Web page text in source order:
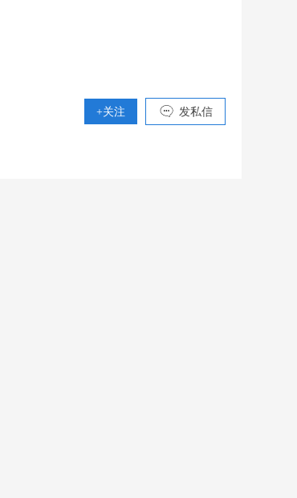
+关注 发私信